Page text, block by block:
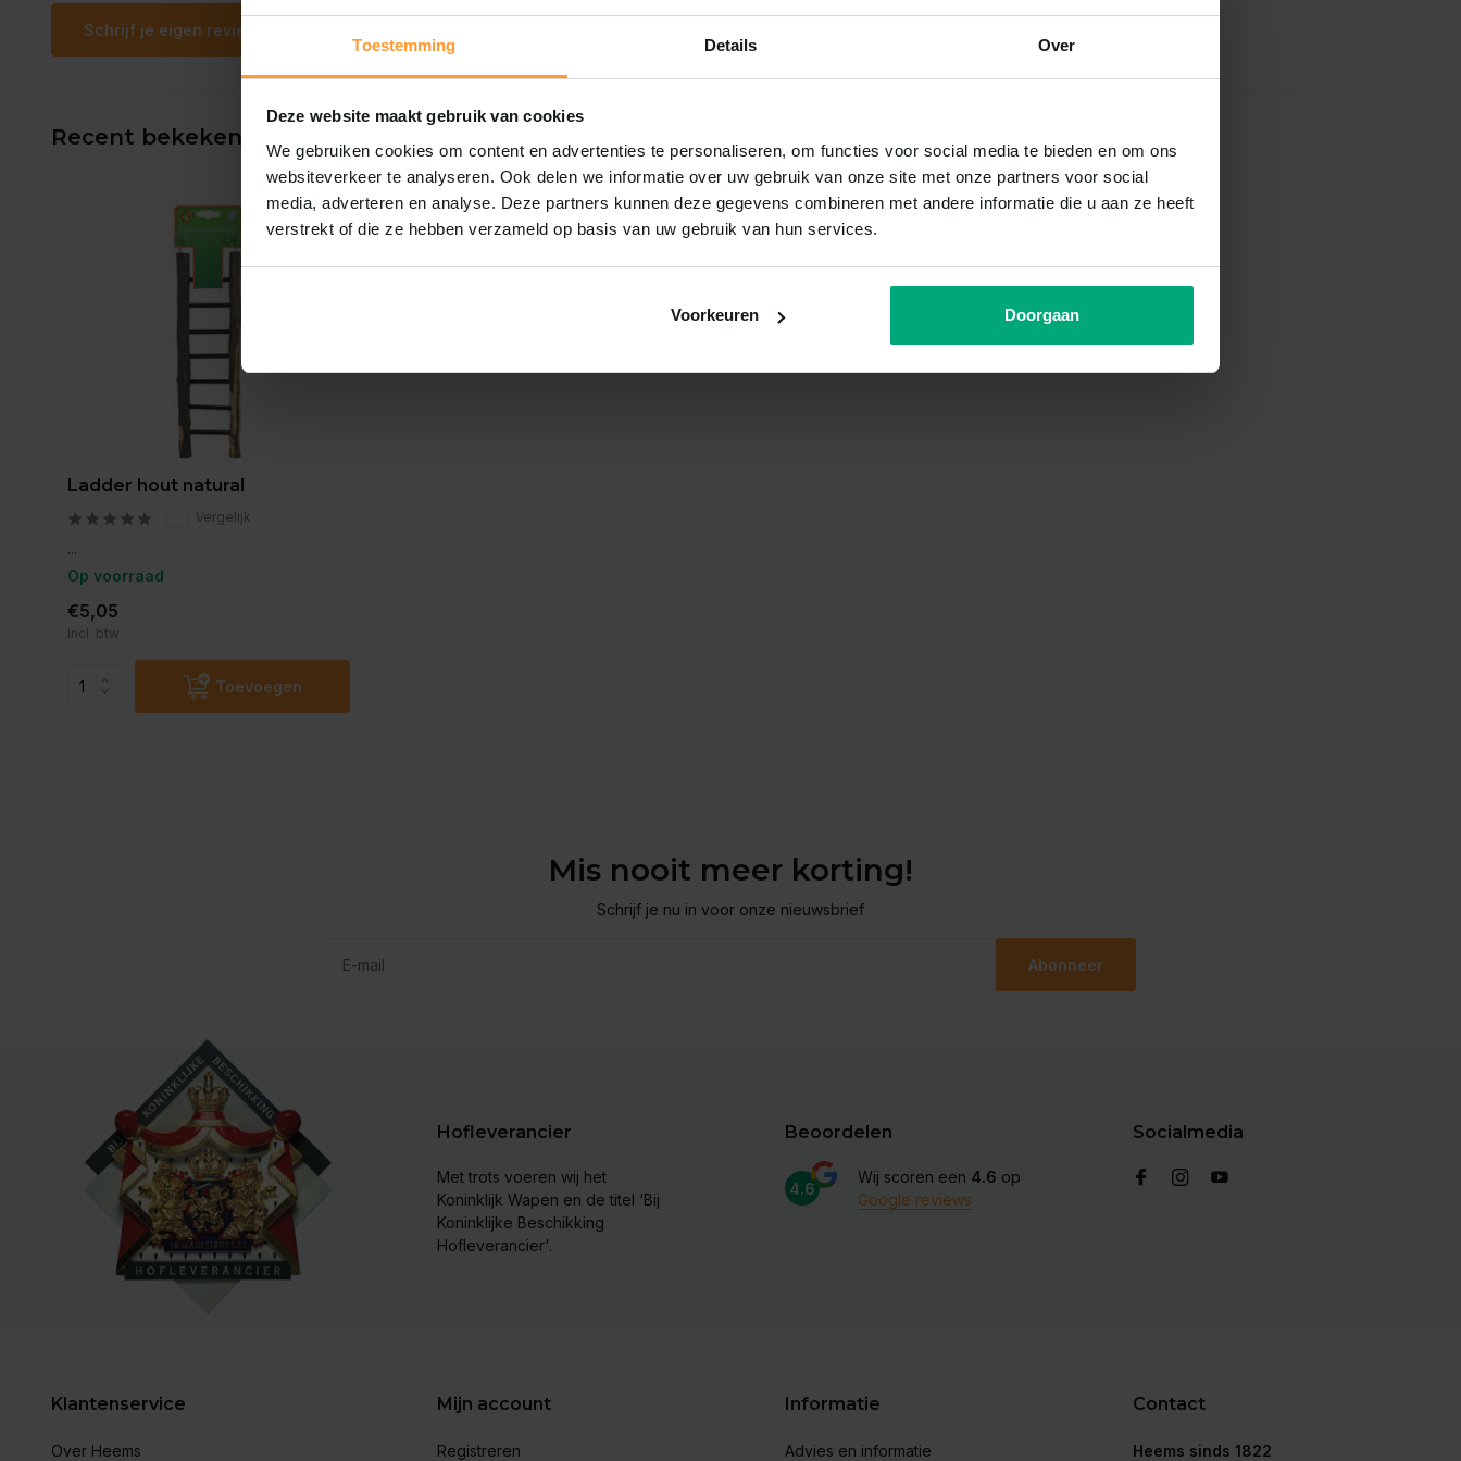
Toestemming Details Over
Deze website maakt gebruik van cookies
We gebruiken cookies om content en advertenties te personaliseren, om functies voor social media te bieden en om ons
websiteverkeer te analyseren. Ook delen we informatie over uw gebruik van onze site met onze partners voor social
media, adverteren en analyse. Deze partners kunnen deze gegevens combineren met andere informatie die u aan ze heeft
verstrekt of die ze hebben verzameld op basis van uw gebruik van hun services.
Voorkeuren Doorgaan
Schrijf je eigen review
Recent bekeken
Ladder hout natural
Vergelijk
...
Op voorraad
€5,05
Incl. btw
Toevoegen
Mis nooit meer korting!
Schrijf je nu in voor onze nieuwsbrief
Abonneer
Hofleverancier
Met trots voeren wij het
Koninklijk Wapen en de titel ‘Bij
Koninklijke Beschikking
Hofleverancier'.
Beoordelen
4.6
Wij scoren een 4.6 op
Google reviews
Socialmedia
Klantenservice
Over Heems
Mijn account
Registreren
Informatie
Advies en informatie
Contact
Heems sinds 1822